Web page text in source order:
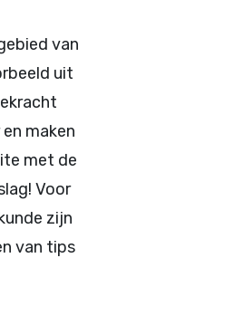
van
uit
maken
met de
Voor
zijn
van tips